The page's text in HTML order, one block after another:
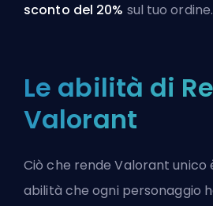
sconto del 20% sul tuo ordine.
Le abilità di
Valorant
Ciò che rendeValorant unico
abilità che ogni personaggio